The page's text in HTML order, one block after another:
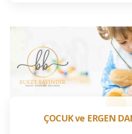
ÇOCUK ve ERGEN